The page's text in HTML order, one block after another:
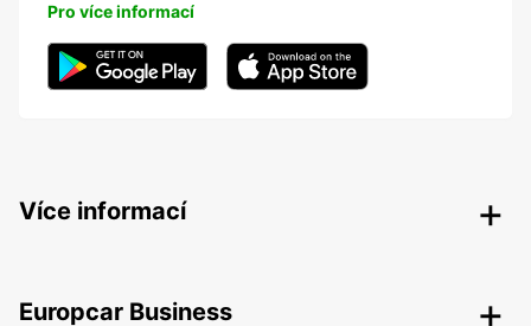
Pro více informací
Více informací
Europcar Business